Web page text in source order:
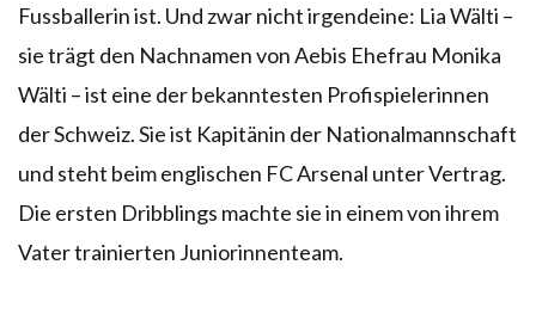
Fussballerin ist. Und zwar nicht irgendeine: Lia Wälti –
sie trägt den Nachnamen von Aebis Ehefrau Monika
Wälti – ist eine der bekanntesten Profispielerinnen
der Schweiz. Sie ist Kapitänin der Nationalmannschaft
und steht beim englischen FC Arsenal unter Vertrag.
Die ersten Dribblings machte sie in einem von ihrem
Vater trainierten Juniorinnenteam.